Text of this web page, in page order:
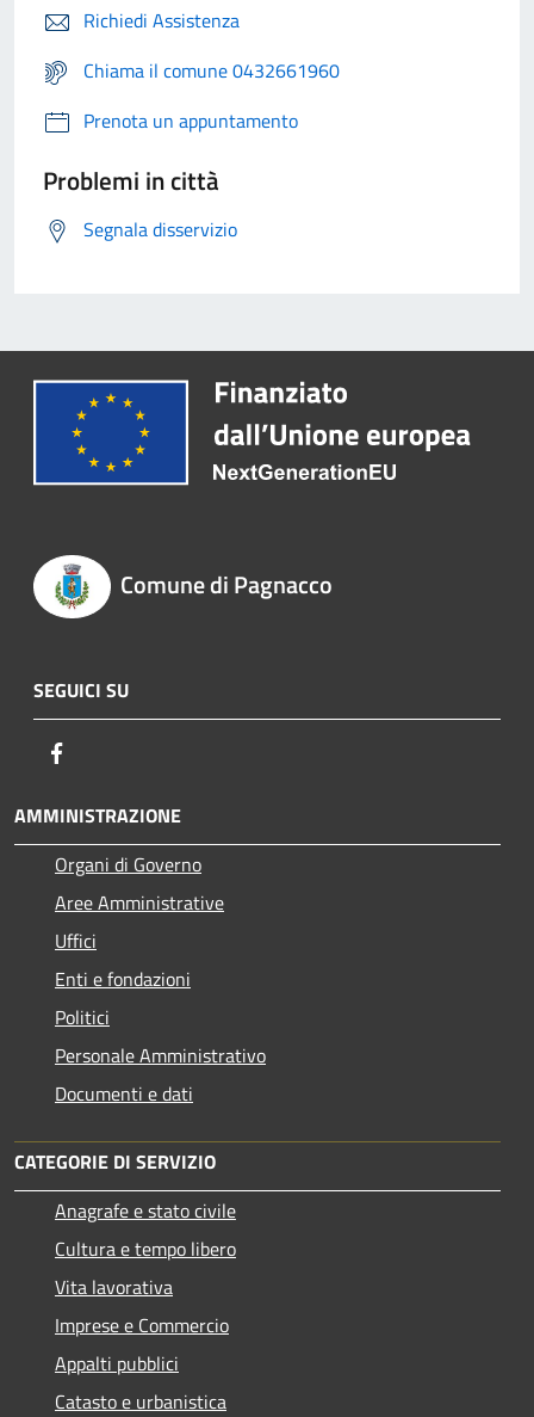
Richiedi Assistenza
Chiama il comune 0432661960
Prenota un appuntamento
Problemi in città
Segnala disservizio
Comune di Pagnacco
SEGUICI SU
AMMINISTRAZIONE
Organi di Governo
Aree Amministrative
Uffici
Enti e fondazioni
Politici
Personale Amministrativo
Documenti e dati
CATEGORIE DI SERVIZIO
Anagrafe e stato civile
Cultura e tempo libero
Vita lavorativa
Imprese e Commercio
Appalti pubblici
Catasto e urbanistica